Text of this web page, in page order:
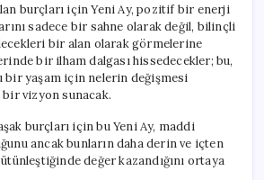
burçları için Yeni Ay, pozitif bir enerji
sadece bir sahne olarak değil, bilinçli
bir alan olarak görmelerine
bir ilham dalgası hissedecekler; bu,
bir yaşam için nelerin değişmesi
vizyon sunacak.
burçları için bu Yeni Ay, maddi
ancak bunların daha derin ve içten
değer kazandığını ortaya